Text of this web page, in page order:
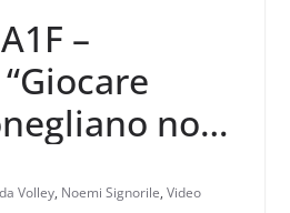
–
non
ti da
Volley, Noemi Signorile, Video